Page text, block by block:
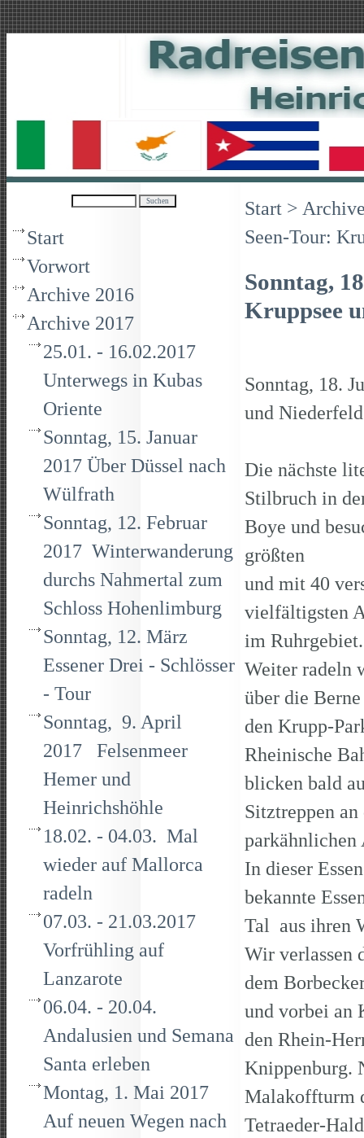
Start
Vorwort
Archive 2016
Archive 2017
25.01. - 16.02.2017
Unterwegs in Kubas
Oriente
Sonntag, 15. Januar
2017 Über Düssel nach
Wülfrath
Sonntag, 12. Februar
2017 Winterwanderung
durchs Nahmertal zum
Schloss Hohenlimburg
Sonntag, 12. März
Essener Drei - Schlösser
- Tour
Sonntag, 9. April
2017 Felsenmeer
Hemer und
Heinrichshöhle
18.02. - 04.03. Mal
wieder auf Mallorca
radeln
07.03. - 21.03.2017
Vorfrühling auf
Lanzarote
06.04. - 20.04.
Andalusien und Semana
Santa erleben
Montag, 1. Mai 2017
Auf neuen Wegen nach
Start >
Seen-Tour:
Sonntag,
Kruppsee
Sonntag, 18.
und
Die nächste
Stilbruch in
Boye und
größten
und mit 40
vielfältigsten
im
Weiter radeln
über die
den Krupp-
Rheinische
blicken bald
Sitztreppen an
parkähnlichen
In dieser
bekannte
Tal aus ihren
Wir verlassen
dem
und vorbei an
den Rhein-
Knippenburg.
Malakoffturm
Tetraeder-